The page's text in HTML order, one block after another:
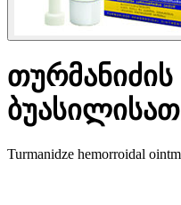
Turmanidze hemorroidal